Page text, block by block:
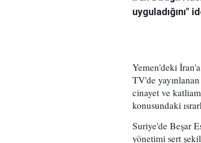
uyguladığını"
Yemen'deki
TV'de
cinayet ve
konusundaki
Suriye'de Beşar
yönetimi sert